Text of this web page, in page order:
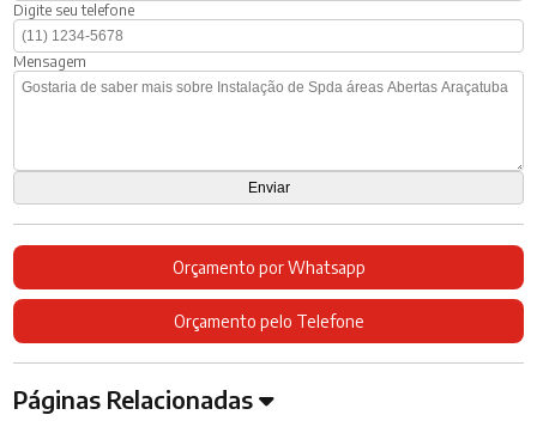
Digite seu telefone
Mensagem
Orçamento por Whatsapp
Orçamento pelo Telefone
Páginas Relacionadas